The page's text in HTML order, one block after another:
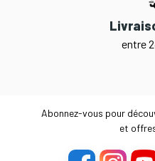
entre
Abonnez-vous pour
et